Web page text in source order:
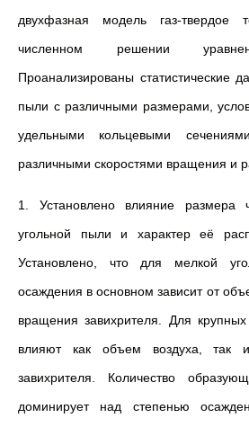
двухфазная модель газ-твердое
численном решении
Проанализированы статистические
пыли с различными размерами,
удельными кольцевыми
различными скоростями вращения и
1. Установлено влияние размера
угольной пыли и характер её
Установлено, что для мелкой
осаждения в основном зависит от
вращения завихрителя. Для
влияют как объем воздуха, так
завихрителя. Количество
доминирует над степенью